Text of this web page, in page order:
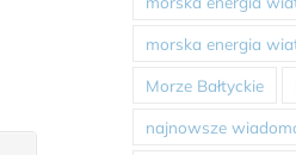
morska energia
Morze Bałtyckie
najnowsze